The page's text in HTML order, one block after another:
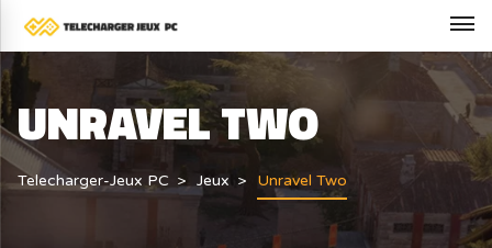
UNRAVEL TWO
Telecharger-Jeux PC Jeux Unravel Two